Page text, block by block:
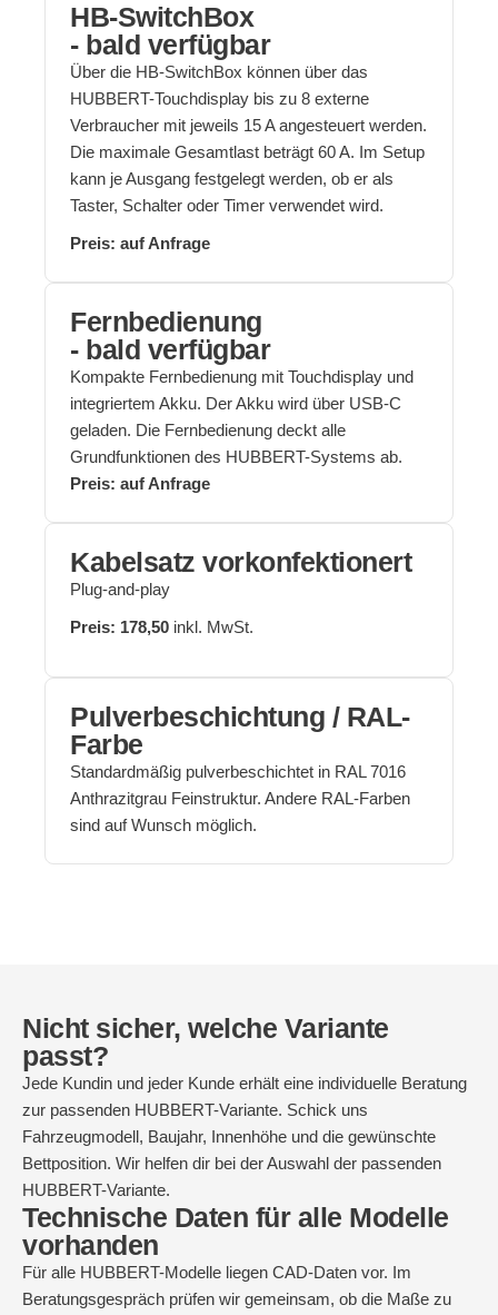
HB-SwitchBox
- bald verfügbar
Über die HB-SwitchBox können über das
HUBBERT-Touchdisplay bis zu 8 externe
Verbraucher mit jeweils 15 A angesteuert werden.
Die maximale Gesamtlast beträgt 60 A. Im Setup
kann je Ausgang festgelegt werden, ob er als
Taster, Schalter oder Timer verwendet wird.
Preis: auf Anfrage
Fernbedienung
- bald verfügbar
Kompakte Fernbedienung mit Touchdisplay und
integriertem Akku. Der Akku wird über USB-C
geladen. Die Fernbedienung deckt alle
Grundfunktionen des HUBBERT-Systems ab.
Preis: auf Anfrage
Kabelsatz vorkonfektionert
Plug-and-play
Preis: 178,50 inkl. MwSt.
Pulverbeschichtung / RAL-
Farbe
Standardmäßig pulverbeschichtet in RAL 7016
Anthrazitgrau Feinstruktur. Andere RAL-Farben
sind auf Wunsch möglich.
Nicht sicher, welche Variante
passt?
Jede Kundin und jeder Kunde erhält eine individuelle Beratung
zur passenden HUBBERT-Variante. Schick uns
Fahrzeugmodell, Baujahr, Innenhöhe und die gewünschte
Bettposition. Wir helfen dir bei der Auswahl der passenden
HUBBERT-Variante.
Technische Daten für alle Modelle
vorhanden
Für alle HUBBERT-Modelle liegen CAD-Daten vor. Im
Beratungsgespräch prüfen wir gemeinsam, ob die Maße zu